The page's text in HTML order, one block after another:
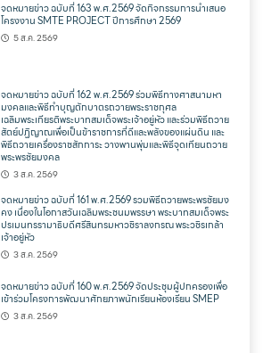
จดหมายข่าว ฉบับที่ 163 พ.ศ.2569 จัดกิจกรรมการนำเสนอ
โครงงาน SMTE PROJECT ปีการศึกษา 2569
5 ส.ค. 2569
จดหมายข่าว ฉบับที่ 162 พ.ศ.2569 ร่วมพิธีทางศาสนามหา
มงคลและพิธีทำบุญตักบาตรถวายพระราชกุศล
เฉลิมพระเกียรติพระบาทสมเด็จพระเจ้าอยู่หัว และร่วมพิธีถวาย
สัตย์ปฏิญาณเพื่อเป็นข้าราชการที่ดีและพลังของแผ่นดิน และ
พิธีถวายเครื่องราชสักการะ วางพานพุ่มและพิธีจุดเทียนถวาย
พระพรชัยมงคล
3 ส.ค. 2569
จดหมายข่าว ฉบับที่ 161 พ.ศ.2569 รวมพิธีถวายพระพรชัยมง
คง เนื่องในโอกาสวันเฉลิมพระชนมพรรษา พระบาทสมเด็จพระ
ปรเมนทรรามาธิบดีศรีสินทรมหาวชิราลงกรณ พระวชิรเกล้า
เจ้าอยู่หัว
3 ส.ค. 2569
จดหมายข่าว ฉบับที่ 160 พ.ศ.2569 จัดประชุมผู้ปกครองเพื่อ
เข้าร่วมโครงการพัฒนาศักยภาพนักเรียนห้องเรียน SMEP
3 ส.ค. 2569